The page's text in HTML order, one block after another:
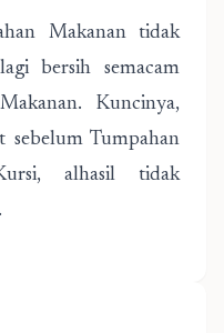
Makanan tidak
bersih semacam
Kuncinya,
sebelum Tumpahan
alhasil tidak